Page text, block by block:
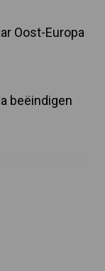
Oost-Europa
beëindigen